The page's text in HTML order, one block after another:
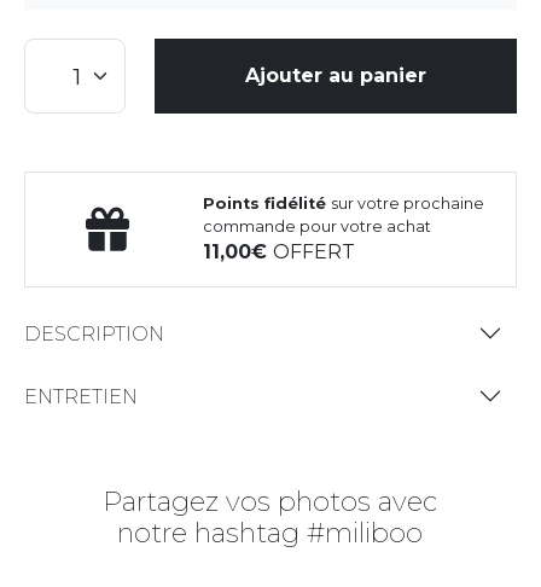
Ajouter au panier
Points fidélité sur votre prochaine
commande pour votre achat
11,00OFFERT
DESCRIPTION
ENTRETIEN
Partagez vos photos avec
notre hashtag #miliboo